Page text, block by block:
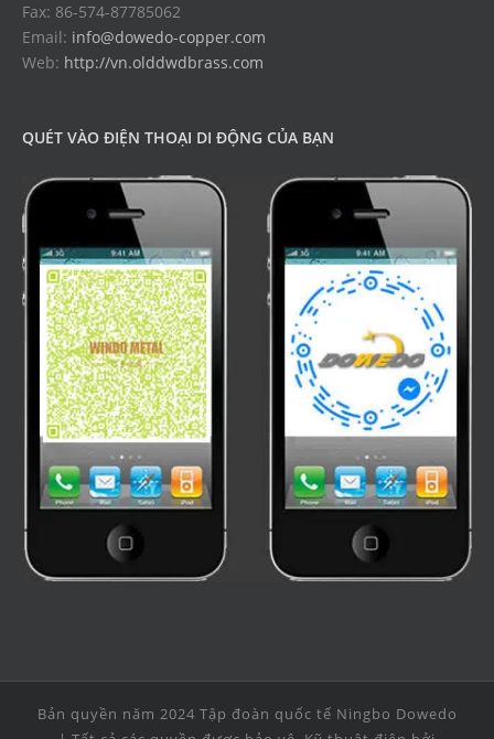
Fax: 86-574-87785062
Email: info@dowedo-copper.com
Web: http://vn.olddwdbrass.com
QUÉT VÀO ĐIỆN THOẠI DI ĐỘNG CỦA BẠN
Bản quyền năm 2024 Tập đoàn quốc tế Ningbo Dowedo